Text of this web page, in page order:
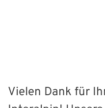
Vielen Dank für